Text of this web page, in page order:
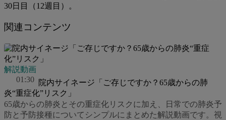
30日目（12週目）。
関連コンテンツ
解説動画
01:30 院内サイネージ「ご存じですか？65歳からの肺
炎“重症化”リスク」
65歳からの肺炎とその重症化リスクに加え、日常での肺炎予
防と予防接種についてシンプルにまとめた解説動画です。視